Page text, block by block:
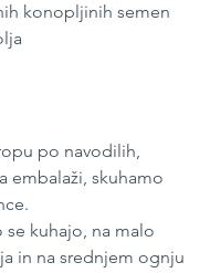
konopljinih semen
po navodilih,
embalaži, skuhamo
kuhajo, na malo
in na srednjem ognju